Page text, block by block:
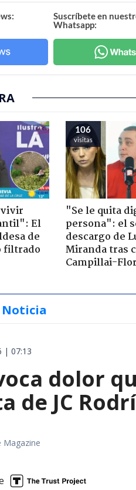
Suscríbete en
Whatsapp:
El
de
filtrado
106
visitas
"Se le quita
persona": el
descargo de
Miranda tras
Campillai-
Noticia
| 07:13
dolor
de JC
Magazine